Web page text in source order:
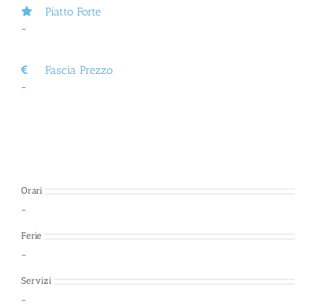
Piatto Forte
–
Fascia Prezzo
–
Orari
–
Ferie
–
Servizi
–